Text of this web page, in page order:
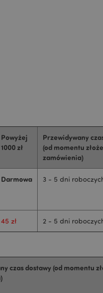
Powyżej
1000 zł
Przewidywany
(od momentu
zamówienia)
Darmowa 3 - 5 dni
45 zł 2 - 5 dni
czas dostawy (od momentu